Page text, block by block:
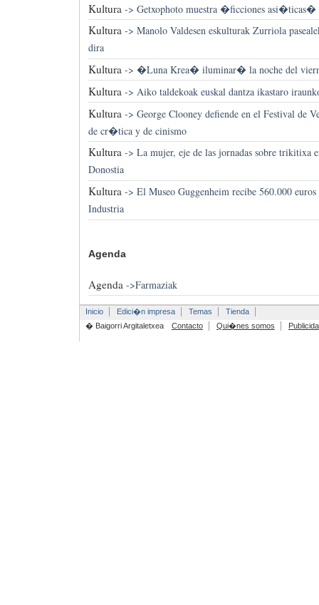
Kultura -> Getxophoto muestra �ficciones asi�ticas�
Kultura-> Manolo Valdesen eskulturak Zurriola
dira
Kultura-> �Luna Krea� iluminar� la noche del
Kultura-> Aiko taldekoak euskal dantza ikastaro
Kultura -> George Clooney defiende en el Festival de
de cr�tica y de cinismo
Kultura-> La mujer, eje de las jornadas sobre trikitixa
Donostia
Kultura-> El Museo Guggenheim recibe 560.000
Industria
Agenda
Agenda->Farmaziak
Inicio Edici�n impresa Temas
Tienda
� Baigorri Argitaletxea
Contacto Qui�nes somos